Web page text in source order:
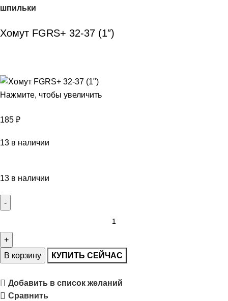
шпильки
Хомут FGRS+ 32-37 (1″)
Нажмите, чтобы увеличить
185 ₽
13 в наличии
13 в наличии
В корзину КУПИТЬ СЕЙЧАС
Добавить в список желаний
Сравнить